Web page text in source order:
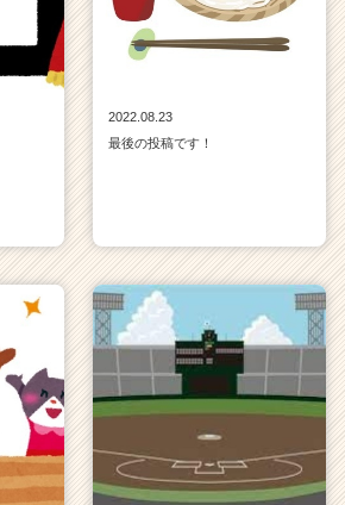
2022.08.23
最後の投稿です！